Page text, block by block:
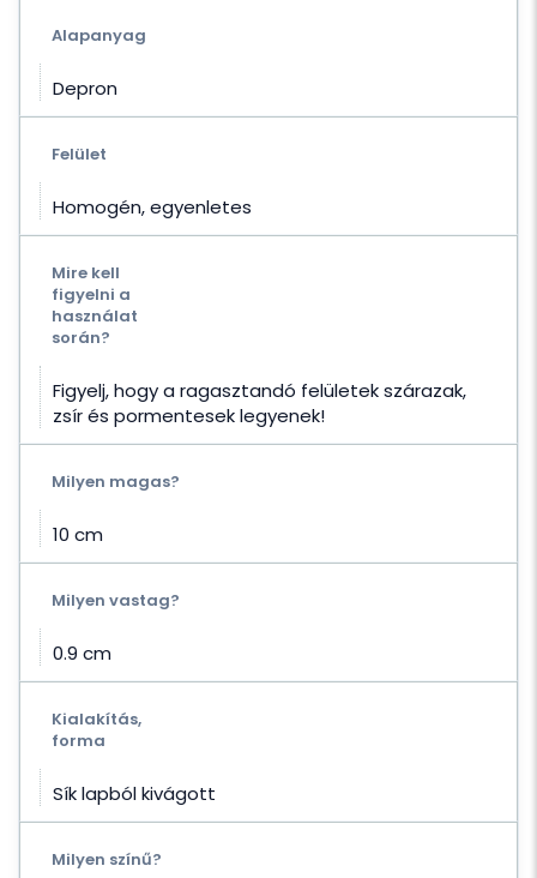
Alapanyag
Depron
Felület
Homogén, egyenletes
Mire kell
figyelni a
használat
során?
Figyelj, hogy a ragasztandó felületek szárazak,
zsír és pormentesek legyenek!
Milyen magas?
10 cm
Milyen vastag?
0.9 cm
Kialakítás,
forma
Sík lapból kivágott
Milyen színű?